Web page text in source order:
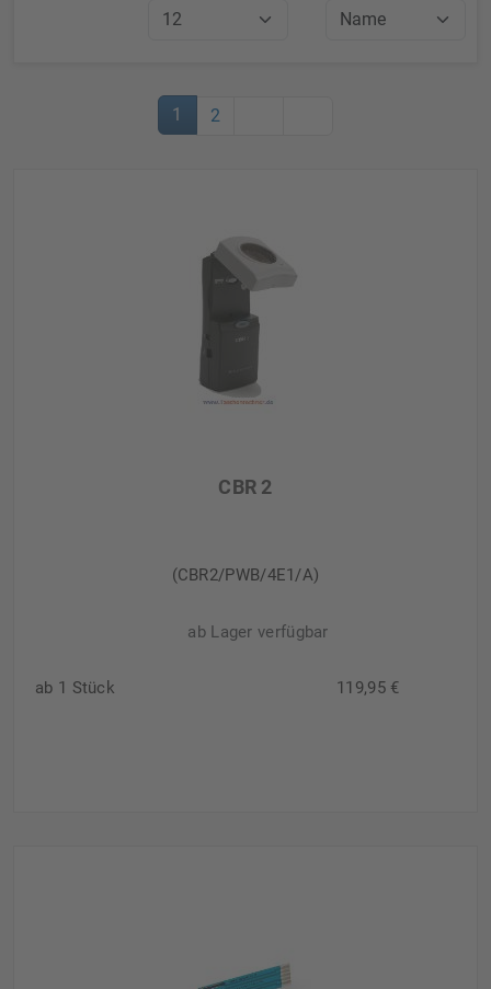
1 2
CBR 2
(CBR2/PWB/4E1/A)
ab Lager verfügbar
ab 1 Stück 119,95 €